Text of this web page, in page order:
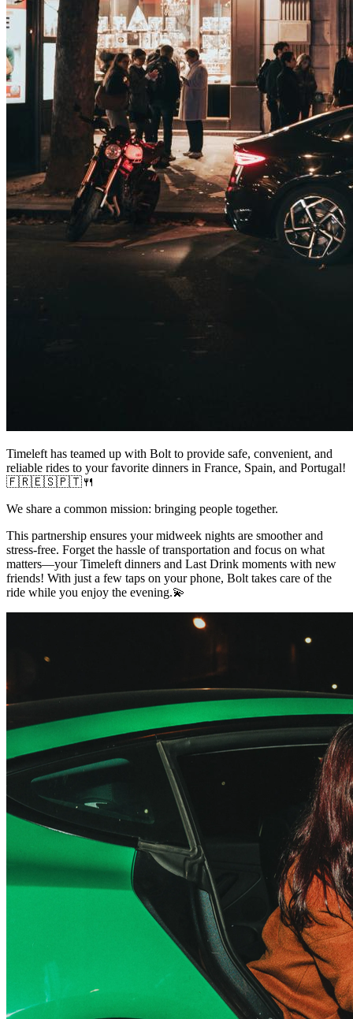
Timeleft has teamed up with Bolt to provide safe, convenient, and
reliable rides to your favorite dinners in France, Spain, and Portugal!
🇫🇷🇪🇸🇵🇹🍴
We share a common mission: bringing people together.
This partnership ensures your midweek nights are smoother and
stress-free. Forget the hassle of transportation and focus on what
matters—your Timeleft dinners and Last Drink moments with new
friends! With just a few taps on your phone, Bolt takes care of the
ride while you enjoy the evening.💫